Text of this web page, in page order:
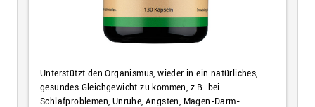
Unterstützt den Organismus, wieder in ein natürliches,
gesundes Gleichgewicht zu kommen, z.B. bei
Schlafproblemen, Unruhe, Ängsten, Magen-Darm-